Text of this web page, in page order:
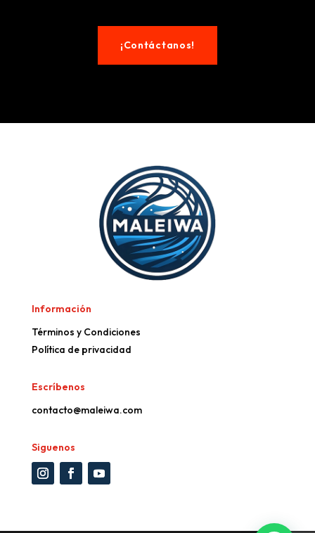
¡Contáctanos!
Información
Términos y Condiciones
Política de privacidad
Escríbenos
contacto@maleiwa.com
Siguenos